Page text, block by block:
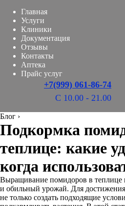
Главная
Услуги
Клиники
Документация
Отзывы
Контакты
Аптека
Прайс услуг
+7(999) 061-86-74
С 10.00 - 21.00
Блог ›
Подкормка
теплице: какие
когда
Выращивание помидоров в теплице
и обильный урожай. Для
не только создать подходящие